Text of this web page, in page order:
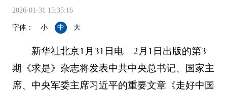
2026-01-31 15:35:16
字体： 小 中 大
新华社北京1月31日电 2月1日出版的第3
期《求是》杂志将发表中共中央总书记、国家主
席、中央军委主席习近平的重要文章《走好中国